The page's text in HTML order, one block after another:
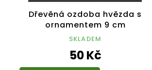
Dřevěná ozdoba hvězda s
ornamentem 9 cm
SKLADEM
50 Kč